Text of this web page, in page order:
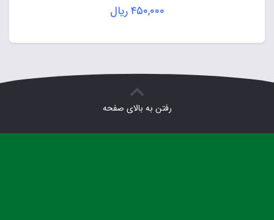
۴۵۰,۰۰۰ریال
رفتن به بالای صفحه